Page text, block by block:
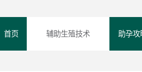
首页 辅助生殖技术 助孕攻